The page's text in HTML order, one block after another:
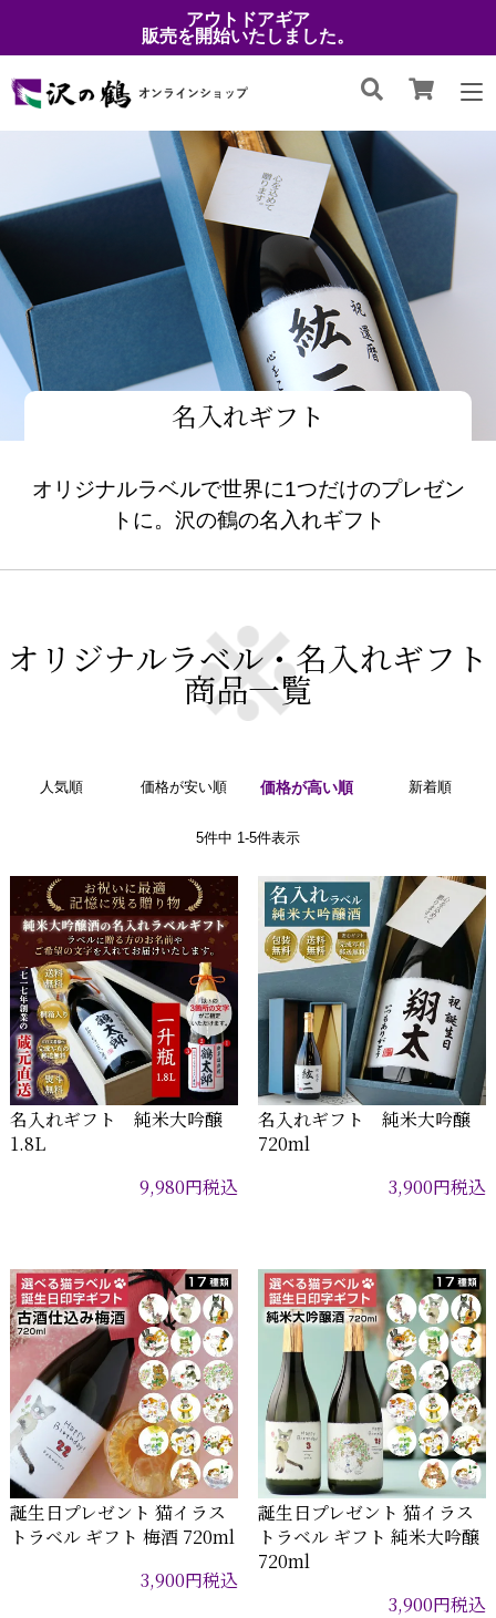
アウトドアギア
販売を開始いたしました。
名入れギフト
オリジナルラベルで世界に1つだけのプレゼン
トに。沢の鶴の名入れギフト
オリジナルラベル・名入れギフト
商品一覧
人気順 価格が安い順 価格が高い順 新着順
5件中 1-5件表示
名入れギフト 純米大吟醸
1.8L
9,980円税込
名入れギフト 純米大吟醸
720ml
3,900円税込
誕生日プレゼント 猫イラス
トラベル ギフト 梅酒 720ml
3,900円税込
誕生日プレゼント 猫イラス
トラベル ギフト 純米大吟醸
720ml
3,900円税込